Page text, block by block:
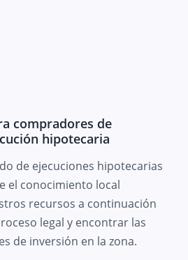
compradores de
hipotecaria
de ejecuciones hipotecarias
el conocimiento local
recursos a continuación
legal y encontrar las
de inversión en la zona.